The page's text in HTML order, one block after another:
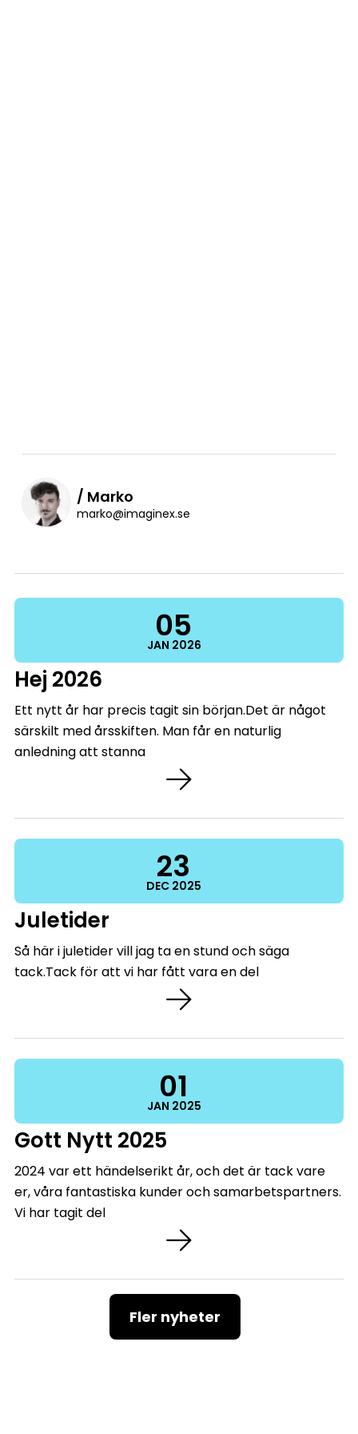
/ Marko
marko@imaginex.se
05
JAN 2026
Hej 2026
Ett nytt år har precis tagit sin början.Det är något
särskilt med årsskiften. Man får en naturlig
anledning att stanna
23
DEC 2025
Juletider
Så här i juletider vill jag ta en stund och säga
tack.Tack för att vi har fått vara en del
01
JAN 2025
Gott Nytt 2025
2024 var ett händelserikt år, och det är tack vare
er, våra fantastiska kunder och samarbetspartners.
Vi har tagit del
Fler nyheter